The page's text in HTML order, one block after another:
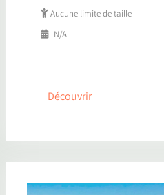
Aucune limite de taille
N/A
Découvrir